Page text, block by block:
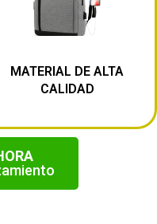
MATERIAL DE ALTA
CALIDAD